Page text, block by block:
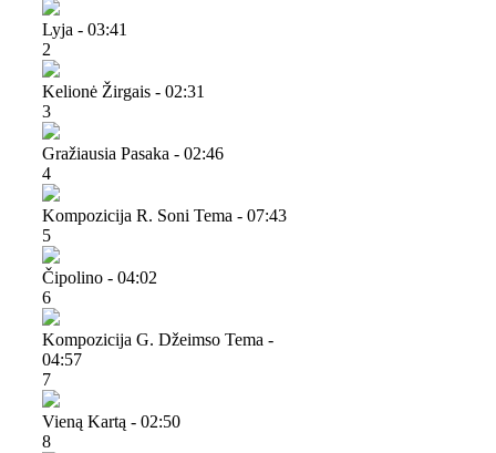
Lyja - 03:41
2
Kelionė Žirgais - 02:31
3
Gražiausia Pasaka - 02:46
4
Kompozicija R. Soni Tema - 07:43
5
Čipolino - 04:02
6
Kompozicija G. Džeimso Tema -
04:57
7
Vieną Kartą - 02:50
8